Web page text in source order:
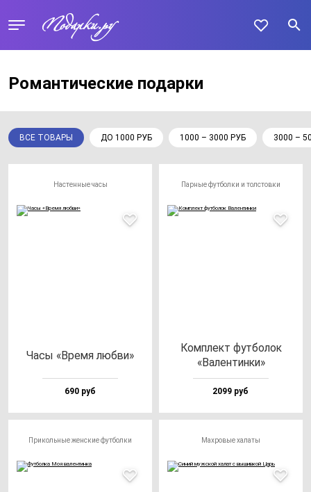
Романтические подарки
ВСЕ ТОВАРЫ ДО 1000 РУБ 1000 – 3000 РУБ 3000 –
Настенные часы
Часы «Вре­мя люб­ви»
690 руб
Парные футболки и толстовки
Ком­плект фут­бо­лок
«Вален­тин­ки»
2099 руб
Прикольные женские футболки Махровые халаты